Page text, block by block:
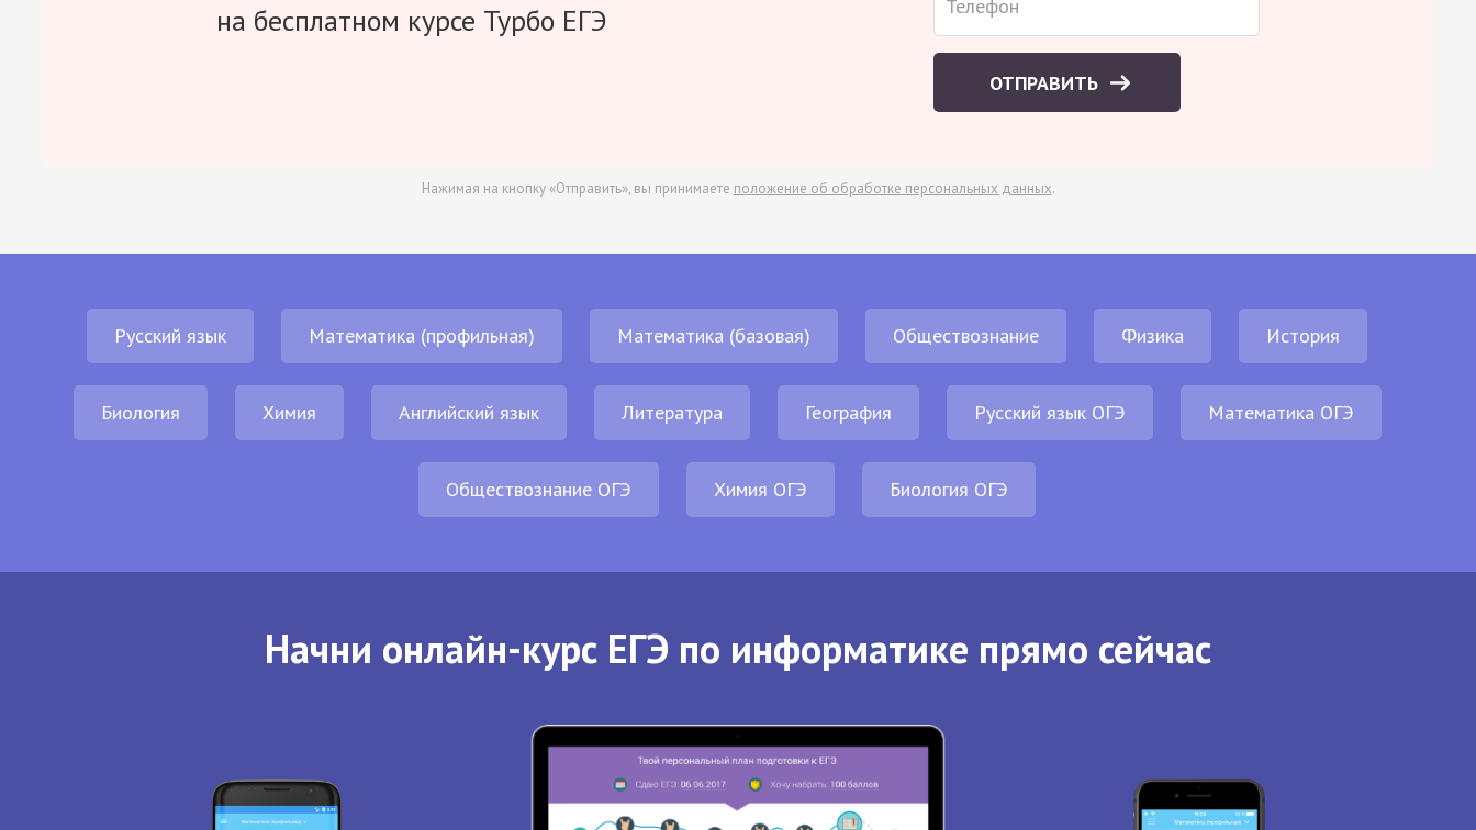
на бесплатном курсе Турбо ЕГЭ
ОТПРАВИТЬ
Нажимая на кнопку «Отправить», вы принимаете положение об обработке персональных данных.
Русский язык Математика (профильная) Математика (базовая) Обществознание Физика История
Биология Химия Английский язык Литература География Русский язык ОГЭ Математика ОГЭ
Обществознание ОГЭ Химия ОГЭ Биология ОГЭ
Начни онлайн-курс ЕГЭ по информатике прямо сейчас